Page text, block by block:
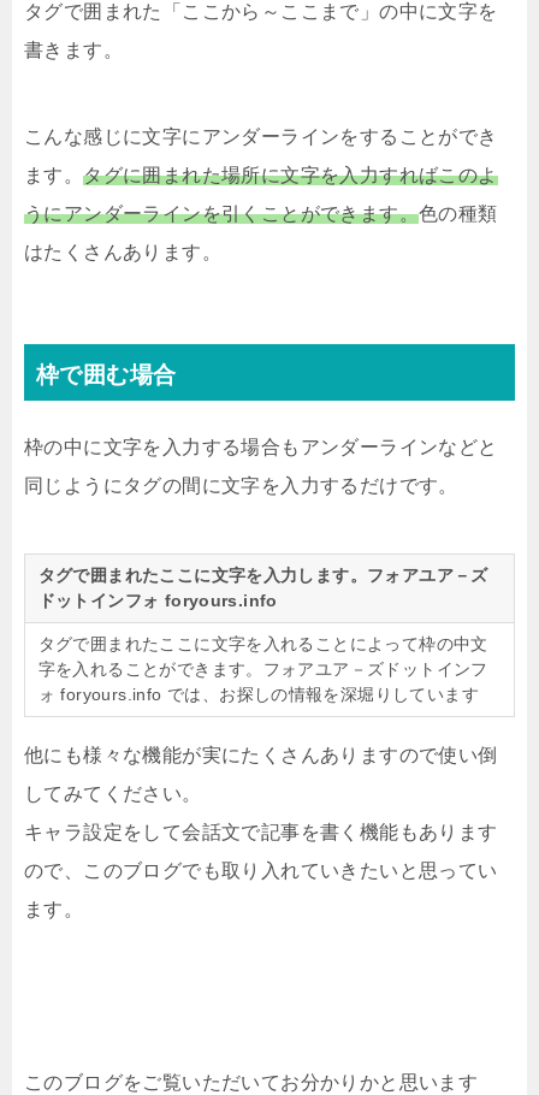
タグで囲まれた「ここから～ここまで」の中に文字を
書きます。
こんな感じに文字にアンダーラインをすることができ
ます。タグに囲まれた場所に文字を入力すればこのよ
うにアンダーラインを引くことができます。色の種類
はたくさんあります。
枠で囲む場合
枠の中に文字を入力する場合もアンダーラインなどと
同じようにタグの間に文字を入力するだけです。
タグで囲まれたここに文字を入力します。フォアユア－ズ
ドットインフォ foryours.info
タグで囲まれたここに文字を入れることによって枠の中文
字を入れることができます。フォアユア－ズドットインフ
ォ foryours.info では、お探しの情報を深堀りしています
他にも様々な機能が実にたくさんありますので使い倒
してみてください。
キャラ設定をして会話文で記事を書く機能もあります
ので、このブログでも取り入れていきたいと思ってい
ます。
このブログをご覧いただいてお分かりかと思います